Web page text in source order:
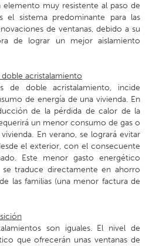
muy resistente al paso de
el sistema predominante para las
de ventanas, debido a su
de lograr un mejor aislamiento
acristalamiento
de doble acristalamiento, incide
de energía de una vivienda. En
de la pérdida de calor de la
un menor consumo de gas o
En verano, se logrará evitar
el exterior, con el consecuente
Este menor gasto energético
traduce directamente en ahorro
las familias (una menor factura de
son iguales. El nivel de
que ofrecerán unas ventanas de